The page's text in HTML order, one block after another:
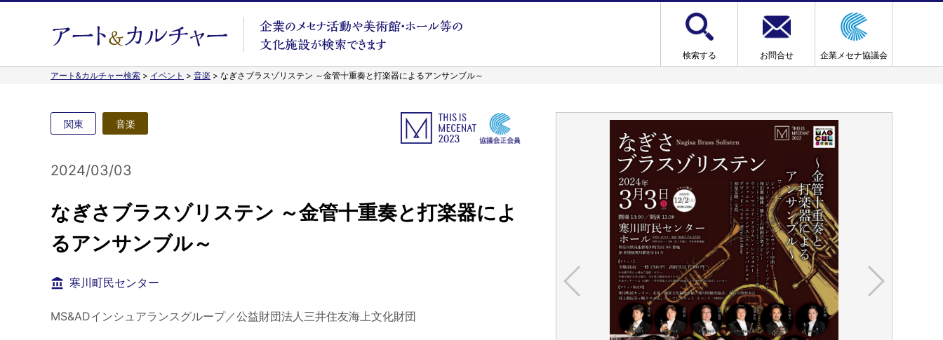
検索する お問合せ
企業メセナ協議会
アート&カルチャー検索 > イベント > 音楽 > なぎさブラスゾリステン ～金管十重奏と打楽器によるアンサンブル～
関東 音楽
2024/03/03
なぎさブラスゾリステン ～金管十重奏と打楽器によ
るアンサンブル～
寒川町民センター
MS&ADインシュアランスグループ／公益財団法人三井住友海上文化財団